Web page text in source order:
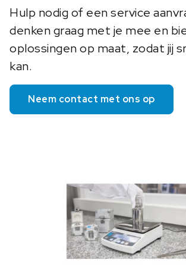
Hulp nodig of een service
denken graag met je mee en
oplossingen op maat, zodat jij
kan.
Neem contact met ons op